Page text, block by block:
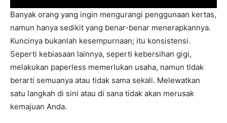
Banyak orang yang ingin mengurangi penggunaan kertas,
namun hanya sedikit yang benar-benar menerapkannya.
Kuncinya bukanlah kesempurnaan; itu konsistensi.
Seperti kebiasaan lainnya, seperti kebersihan gigi,
melakukan paperless memerlukan usaha, namun tidak
berarti semuanya atau tidak sama sekali. Melewatkan
satu langkah di sini atau di sana tidak akan merusak
kemajuan Anda.